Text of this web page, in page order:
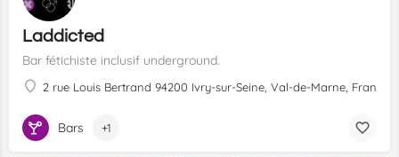
Laddicted
Bar fétichiste inclusif underground.
2 rue Louis Bertrand 94200 Ivry-sur-Seine, Val-de-Marne, France,
Bars +1